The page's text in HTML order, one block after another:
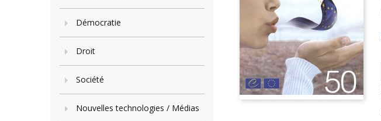
Démocratie
Droit
Société
Nouvelles technologies / Médias